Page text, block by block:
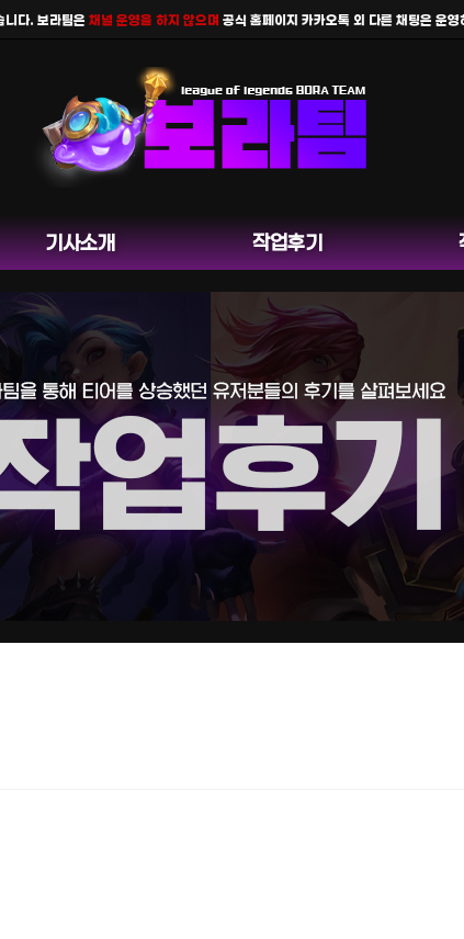
. 보라팀은채널 운영을 하지 않으며공식 홈페이지 카카오톡 외 다른 채팅은 운영하지
기사소개 작업후기